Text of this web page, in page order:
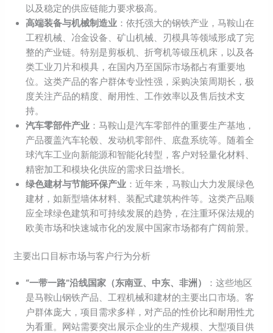
以及稳定的供应链能力要求极高。
高端装备与机械制造业 ：依托强大的钢铁产业，马鞍山在
工程机械、冶金设备、矿山机械、刃模具等领域形成了完
整的产业链。特别是剪板机、折弯机等锻压机床，以及各
类工业刀片和模具，在国内乃至国际市场都占有重要地
位。这类产品的客户群体专业性强，采购决策周期长，极
度关注产品的精度、耐用性、工作效率以及售后技术支
持。
汽车零部件产业 ：马鞍山是汽车零部件的重要生产基地，
产品覆盖汽车轮毂、发动机零部件、底盘系统等。随着全
球汽车工业向新能源和智能化转型，客户对轻量化材料、
精密加工和模块化供应的需求日益增长。
绿色建材与节能环保产业 ：近年来，马鞍山大力发展绿色
建材，如新型墙体材料、装配式建筑构件等。这类产品顺
应全球绿色建筑和可持续发展的趋势，在注重环保法规的
欧美市场和快速城市化的发展中国家市场都有广阔前景。
主要出口目标市场与客户行为分析
“一带一路”沿线国家（东南亚、中东、非洲）
：这些地区
是马鞍山钢铁产品、工程机械和建材的主要出口市场。客
户群体庞大，项目需求多样，对产品的性价比和耐用性尤
为看重。网站需要突出展示企业的生产规模、大型项目供